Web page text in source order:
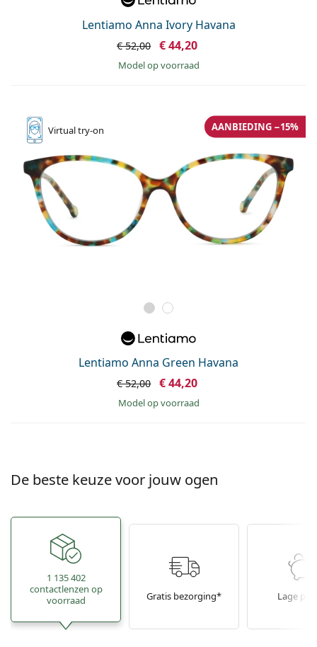
Lentiamo Anna Ivory Havana
€ 52,00 € 44,20
model op voorraad
Virtualtry-on
Lentiamo Anna Green Havana
AANBIEDING −15%
€ 52,00 € 44,20
model op voorraad
De beste keuze voor jouw ogen
1 135 402
contactlenzen op
voorraad
Gratis bezorging* Lage